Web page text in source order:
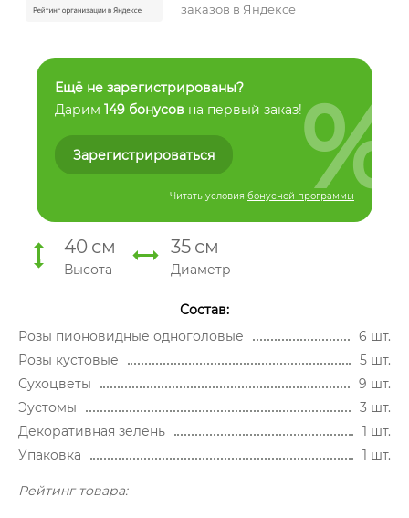
заказов в Яндексе
Ещё не зарегистрированы?
Дарим 149 бонусов на первый заказ!
Зарегистрироваться
Читать условия бонусной программы
%
40 см
Высота
35 см
Диаметр
Состав:
Розы пионовидные одноголовые
6 шт.
Розы кустовые
5 шт.
Сухоцветы
9 шт.
Эустомы
3 шт.
Декоративная зелень
1 шт.
Упаковка
1 шт.
Рейтинг товара: